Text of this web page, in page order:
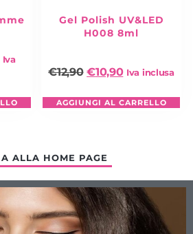
Iva
Gel Polish UV&LED
H008 8ml
€12,90 €10,90 Iva inclusa
AGGIUNGI AL CARRELLO
ALLA HOME PAGE